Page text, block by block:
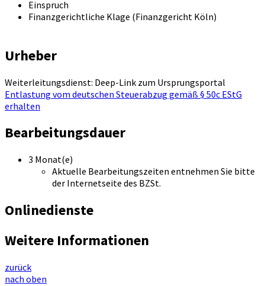
Einspruch
Finanzgerichtliche Klage (Finanzgericht Köln)
Urheber
Weiterleitungsdienst: Deep-Link zum Ursprungsportal
Entlastung vom deutschen Steuerabzug gemäß § 50c EStG
erhalten
Bearbeitungsdauer
3 Monat(e)
Aktuelle Bearbeitungszeiten entnehmen Sie bitte
der Internetseite des BZSt.
Onlinedienste
Weitere Informationen
zurück
nach oben